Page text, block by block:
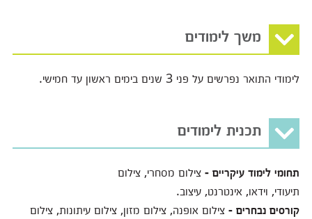
משך לימודים
לימודי התואר נפרשים על פני 3 שנים בימים ראשון עד חמישי.
תכנית לימודים
תחומי לימוד עיקריים - צילום מסחרי, צילום
תיעודי, וידאו, אינטרנט, עיצוב.
קורסים נבחרים - צילום אופנה, צילום מזון, צילום עיתונות, צילום